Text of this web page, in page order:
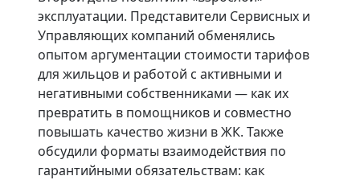
эксплуатации. Представители Сервисных и
Управляющих компаний обменялись
опытом аргументации стоимости тарифов
для жильцов и работой с активными и
негативными собственниками — как их
превратить в помощников и совместно
повышать качество жизни в ЖК. Также
обсудили форматы взаимодействия по
гарантийными обязательствам: как